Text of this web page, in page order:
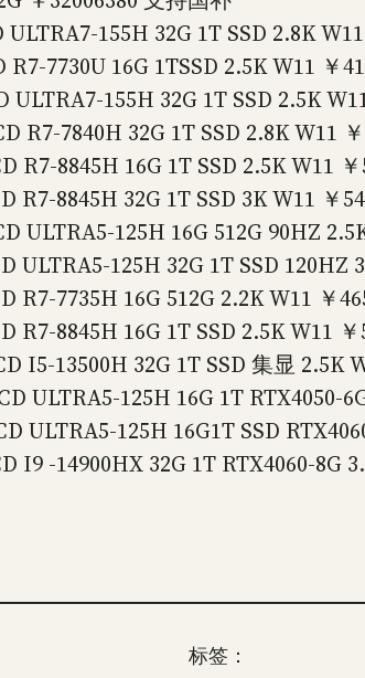
155H 32G 1T SSD 2.8K
7730U 16G 1TSSD 2.5K W11 ￥
155H 32G 1T SSD 2.5K
7840H 32G 1T SSD 2.8K W11
8845H 16G 1T SSD 2.5K W11 ￥
8845H 32G 1T SSD 3K W11 ￥
125H 16G 512G 90HZ
125H 32G 1T SSD 120HZ
7735H 16G 512G 2.2K W11 ￥
8845H 16G 1T SSD 2.5K W11 ￥
13500H 32G 1T SSD 集显 2.5K
ULTRA5-125H 16G 1T RTX4050-
125H 16G1T SSD
-14900HX 32G 1T RTX4060-8G
标签：